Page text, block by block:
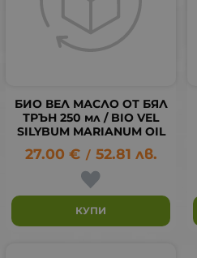
БИО ВЕЛ МАСЛО ОТ БЯЛ
ТРЪН 250 мл / BIO VEL
SILYBUM MARIANUM OIL
27.00 € / 52.81 лв.
КУПИ